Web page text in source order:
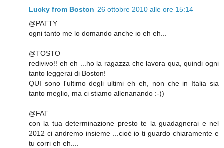
Lucky from Boston 26 ottobre 2010 alle ore 15:14
@PATTY
ogni tanto me lo domando anche io eh eh...
@TOSTO
redivivo!! eh eh ...ho la ragazza che lavora qua, quindi ogni
tanto leggerai di Boston!
QUI sono l'ultimo degli ultimi eh eh, non che in Italia sia
tanto meglio, ma ci stiamo allenanando :-))
@FAT
con la tua determinazione presto te la guadagnerai e nel
2012 ci andremo insieme ...cioè io ti guardo chiaramente e
tu corri eh eh....